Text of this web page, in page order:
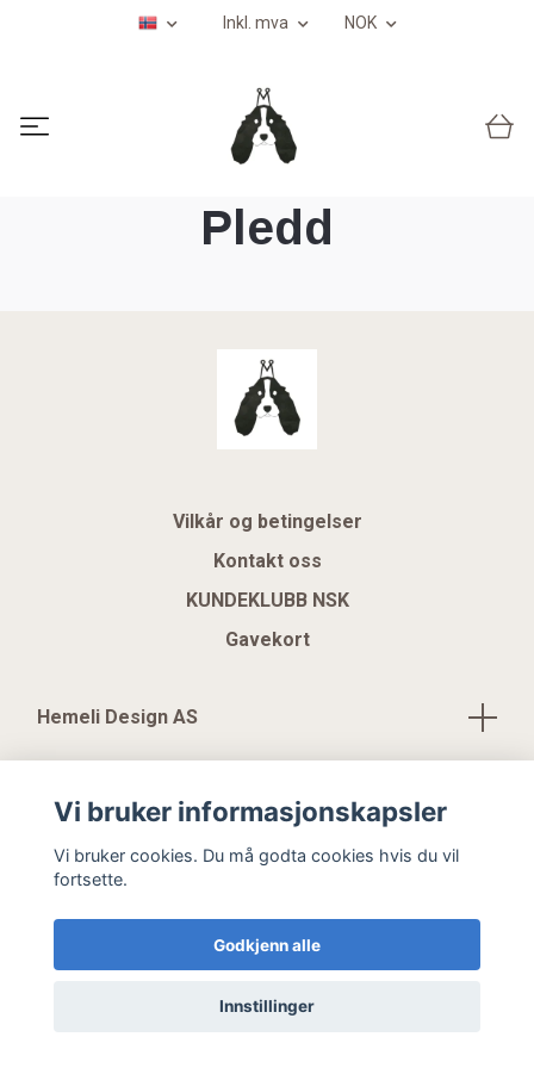
Inkl. mva NOK
Pledd
Vilkår og betingelser
Kontakt oss
KUNDEKLUBB NSK
Gavekort
Hemeli Design AS
© 2026 Hemeli Design AS
Vi bruker informasjonskapsler
Vi bruker cookies. Du må godta cookies hvis du vil
fortsette.
Godkjenn alle
Innstillinger